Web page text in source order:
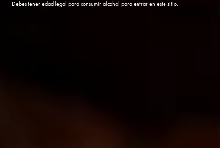
Debes tener edad legal para consumir alcohol para entrar en este sitio.